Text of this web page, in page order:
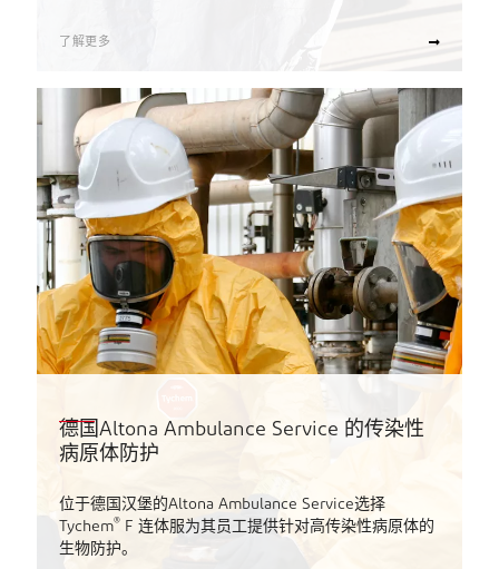
了解更多
德国Altona Ambulance Service 的传染性
病原体防护
位于德国汉堡的Altona Ambulance Service选择
Tychem® F 连体服为其员工提供针对高传染性病原体的
生物防护。